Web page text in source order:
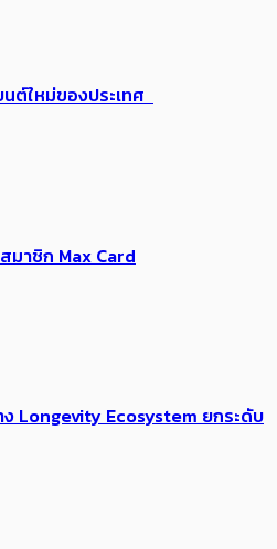
ต์ใหม่ของประเทศ
มาชิก Max Card
Longevity Ecosystem ยกระดับ